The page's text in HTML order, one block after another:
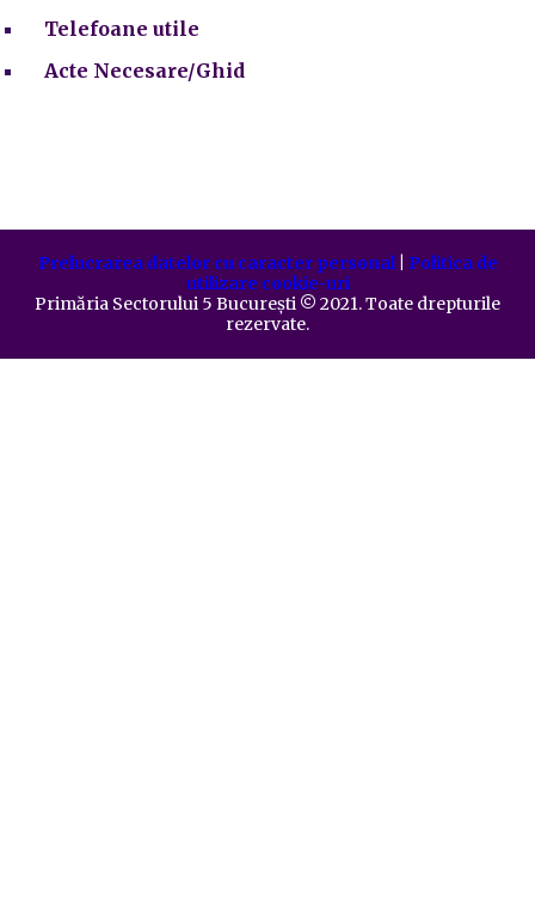
Telefoane utile
Acte Necesare/Ghid
Prelucrarea datelor cu caracter personal| Politica de
utilizare cookie-uri
Primăria Sectorului 5 București ©️ 2021. Toate drepturile
rezervate.